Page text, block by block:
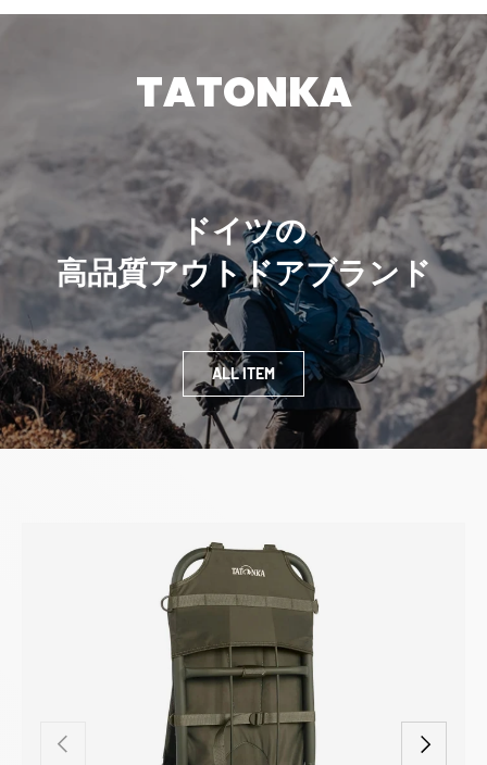
TATONKA
ドイツの
高品質アウトドアブランド
ALL ITEM
商品情報にスキップ
前 次